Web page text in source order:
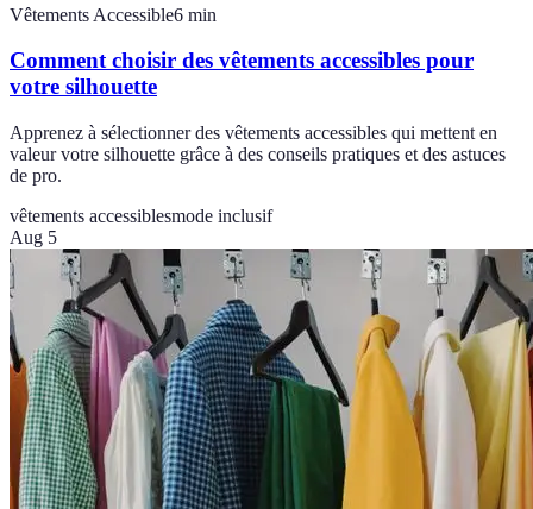
Vêtements Accessible6 min
Comment choisir des vêtements accessibles pour
votre silhouette
Apprenez à sélectionner des vêtements accessibles qui mettent en
valeur votre silhouette grâce à des conseils pratiques et des astuces
de pro.
vêtements accessiblesmode inclusif
Aug 5